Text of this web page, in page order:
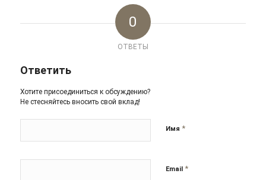
0
ОТВЕТЫ
Ответить
Хотите присоединиться к обсуждению?
Не стесняйтесь вносить свой вклад!
Имя *
Email *